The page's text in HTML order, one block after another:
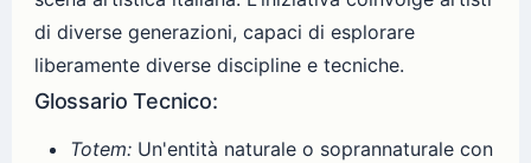
di diverse generazioni, capaci di esplorare
liberamente diverse discipline e tecniche.
Glossario Tecnico:
Totem: Un'entità naturale o soprannaturale con